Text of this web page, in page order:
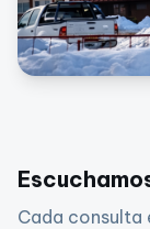
Cada consulta